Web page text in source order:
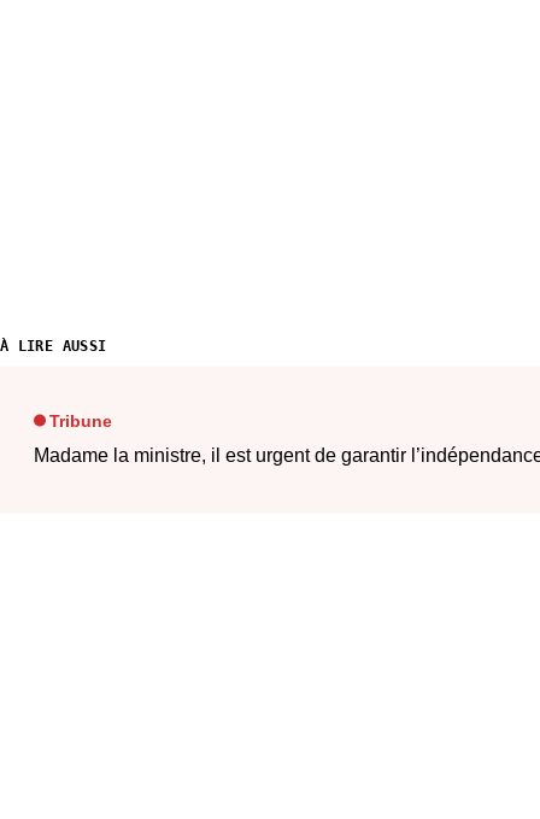
À LIRE AUSSI
Tribune
Madame la ministre, il est urgent de garantir